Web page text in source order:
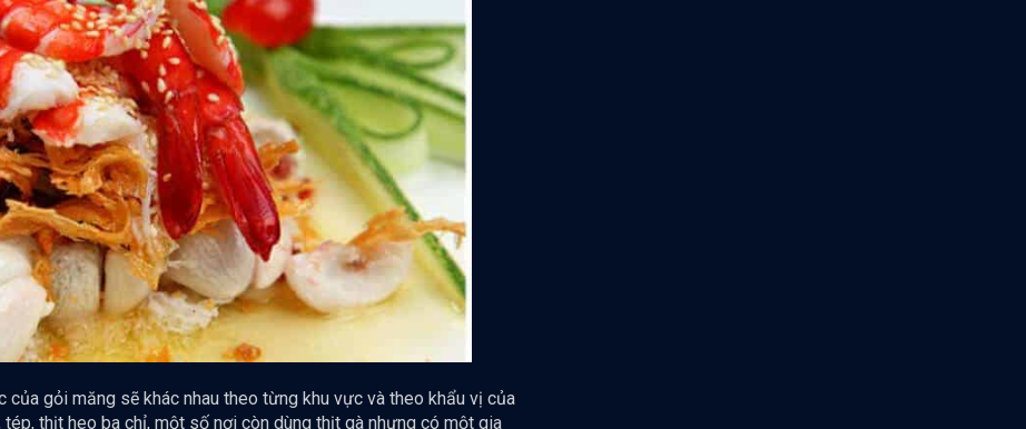
của gỏi măng sẽ khác nhau theo từng khu vực và theo khẩu vị của
thịt heo ba chỉ, một số nơi còn dùng thịt gà nhưng có một gia